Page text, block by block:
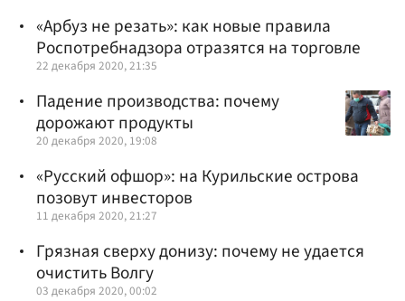
«Арбуз не резать»: как новые правила
Роспотребнадзора отразятся на торговле
22 декабря 2020, 21:35
Падение производства: почему
дорожают продукты
20 декабря 2020, 19:08
«Русский офшор»: на Курильские острова
позовут инвесторов
11 декабря 2020, 21:27
Грязная сверху донизу: почему не удается
очистить Волгу
03 декабря 2020, 00:02